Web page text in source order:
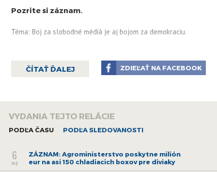
Pozrite si záznam.
Téma: Boj za slobodné médiá je aj bojom za demokraciu.
ČÍTAŤ ĎALEJ ZDIEĽAŤ NA FACEBOOK
VYDANIA TEJTO RELÁCIE
PODĽA ČASU PODĽA SLEDOVANOSTI
6
aug
ZÁZNAM: Agroministerstvo poskytne milión
eur na asi 150 chladiacich boxov pre diviaky